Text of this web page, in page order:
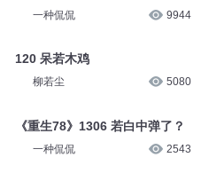
一种侃侃 9944
120 呆若木鸡
柳若尘 5080
《重生78》1306 若白中弹了？
一种侃侃 2543